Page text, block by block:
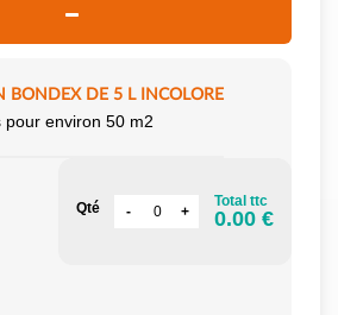
BONDEX DE 5 L INCOLORE
pour environ 50 m2
Qté Total ttc
0.00 €